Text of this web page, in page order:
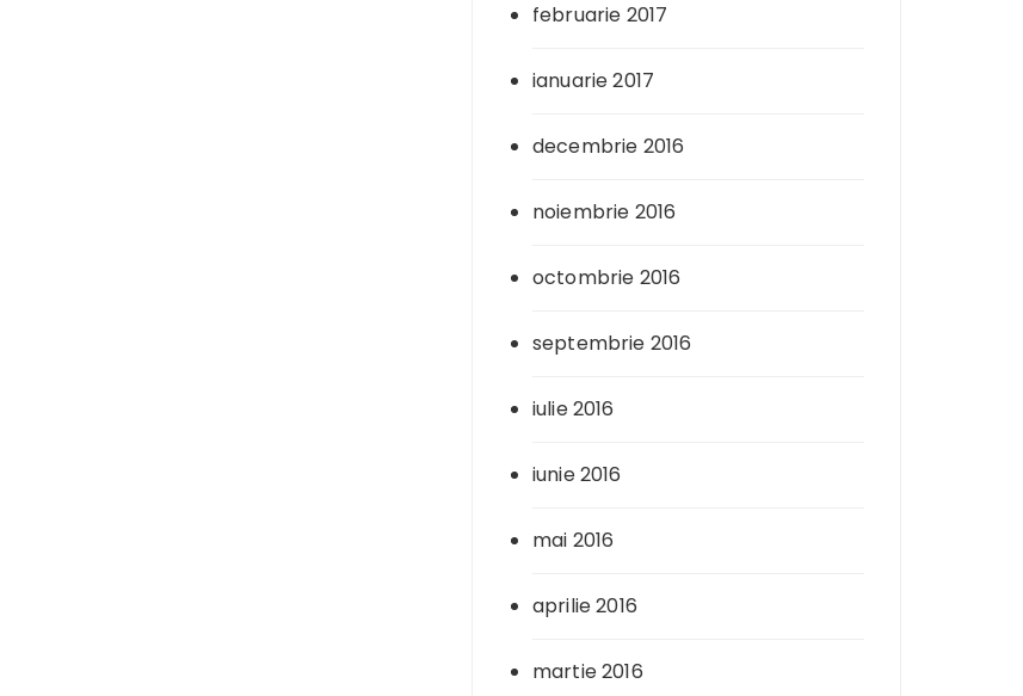
februarie 2017
ianuarie 2017
decembrie 2016
noiembrie 2016
octombrie 2016
septembrie 2016
iulie 2016
iunie 2016
mai 2016
aprilie 2016
martie 2016